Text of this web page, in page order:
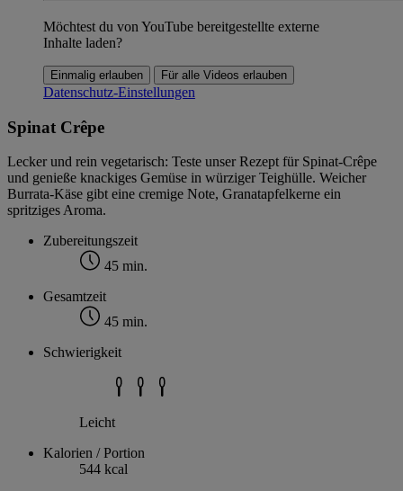
Möchtest du von YouTube bereitgestellte externe
Inhalte laden?
Einmalig erlauben Für alle Videos erlauben
Datenschutz-Einstellungen
Spinat Crêpe
Lecker und rein vegetarisch: Teste unser Rezept für Spinat-Crêpe
und genieße knackiges Gemüse in würziger Teighülle. Weicher
Burrata-Käse gibt eine cremige Note, Granatapfelkerne ein
spritziges Aroma.
Zubereitungszeit
45 min.
Gesamtzeit
45 min.
Schwierigkeit
Leicht
Kalorien / Portion
544 kcal